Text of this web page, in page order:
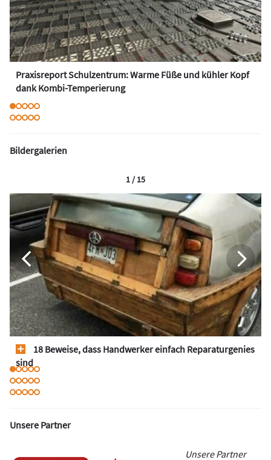
Praxisreport Schulzentrum: Warme Füße und kühler Kopf
dank Kombi-Temperierung
Bildergalerien
18 Beweise, dass Handwerker einfach Reparaturgenies
sind
1 / 15
Unsere Partner
Unsere Partner